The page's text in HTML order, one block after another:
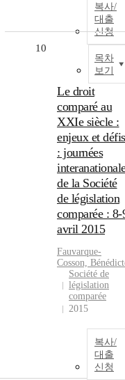
복사/
대출
신청
목차
보기
10
Le droit
comparé au
XXIe siècle :
enjeux et défis
: journées
de la Société
de législation
comparée : 8-
avril 2015
Fauvarque-
Cosson,
Société de
législation
comparée
2015
복사/
대출
신청